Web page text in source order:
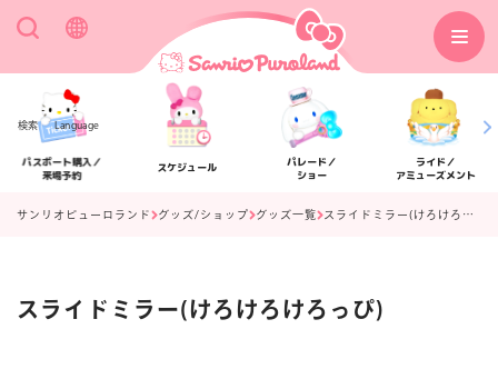
検索 Language
パスポート購入／
来場予約
スケジュール
パレード／
ショー
ライド／
アミューズメント
アクセス フロアマップ
サンリオピューロランド グッズ/ショップ グッズ一覧 スライドミラー(けろけろけろっぴ)
スライドミラー(けろけろけろっぴ)